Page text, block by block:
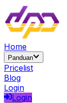
Home
Panduan
Pricelist
Blog
Login
Login